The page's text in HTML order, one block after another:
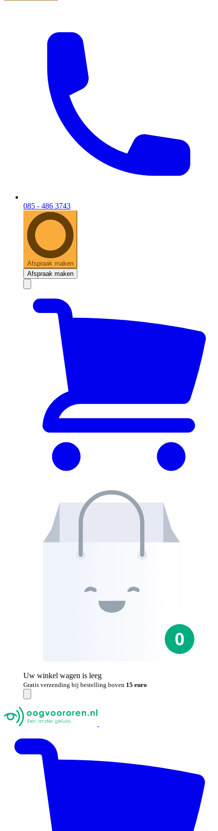
085 - 486 3743
Afspraak maken
Afspraak maken
Uw winkel wagen is leeg
Gratis verzending bij bestelling boven 15 euro